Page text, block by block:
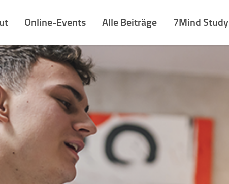
Online-Events Alle Beiträge 7Mind Study